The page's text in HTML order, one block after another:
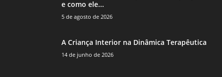
e como ele...
5 de agosto de 2026
A Criança Interior na Dinâmica Terapêutica
14 de junho de 2026